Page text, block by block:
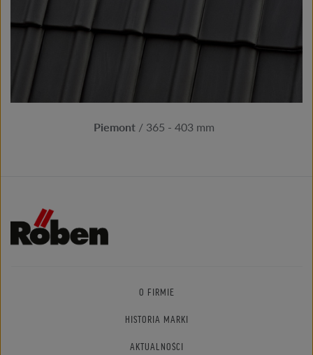
Piemont/ 365 - 403 mm
O FIRMIE
HISTORIA MARKI
AKTUALNOŚCI